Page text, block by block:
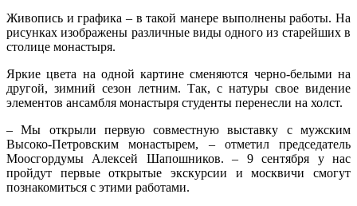
Живопись и графика – в такой манере выполнены работы. На
рисунках изображены различные виды одного из старейших в
столице монастыря.
Яркие цвета на одной картине сменяются черно-белыми на
другой, зимний сезон летним. Так, с натуры свое видение
элементов ансамбля монастыря студенты перенесли на холст.
– Мы открыли первую совместную выставку с мужским
Высоко-Петровским монастырем, – отметил председатель
Моосгордумы Алексей Шапошников. – 9 сентября у нас
пройдут первые открытые экскурсии и москвичи смогут
познакомиться с этими работами.